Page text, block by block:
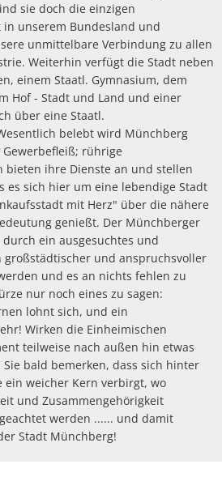
sie doch die einzigen
unserem Bundesland und
unmittelbare Verbindung zu allen
Weiterhin verfügt die Stadt neben
einem Staatl. Gymnasium, dem
Hof - Stadt und Land und einer
über eine Staatl.
belebt wird Münchberg
rührige
bieten ihre Dienste an und stellen
es sich hier um eine lebendige Stadt
mit Herz" über die nähere
genießt. Der Münchberger
ein ausgesuchtes und
großstädtischer und anspruchsvoller
und es an nichts fehlen zu
nur noch eines zu sagen:
lohnt sich, und ein
Wirken die Einheimischen
teilweise nach außen hin etwas
bald bemerken, dass sich hinter
ein weicher Kern verbirgt, wo
und Zusammengehörigkeit
werden ...... und damit
Stadt Münchberg!